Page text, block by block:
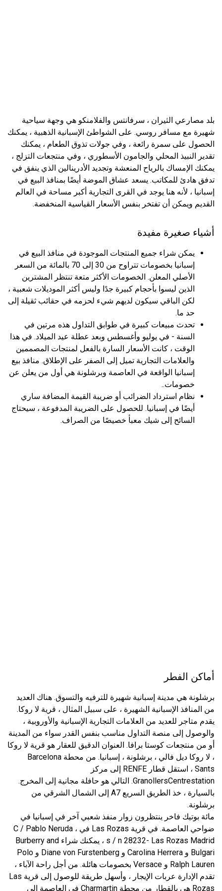
بلد مصارعي الثيران ، سرفانتس والفلامنكو هي وجهة سياحية
شهيرة مع مسافر روسي. على الشواطئ الإسبانية الذهبية ، يمكنك
الحصول على سمرة رائعة ، وفي جولات تذوق الطعام ، يمكنك
تقدير النبيذ المحلي والجامون الأسطوري ، وفي منتجعات التزلج ،
يمكنك الإمساك بالرياح المنعشة وتجديد الأدرينالين الذي ينفق في
تدفق هادئ للمكاتب. يسعد عشاق الموضة أيضًا بمنافذ البيع في
إسبانيا ، لأنه هنا يوجد في القرى التجارية أكبر مساحة في العالم
القديم ويمكن أن تفتخر بنفس الأسعار القياسية المنخفضة.
أشياء صغيرة مفيدة
يمكن شراء جميع المنتجات الموجودة في منافذ البيع في
إسبانيا بخصومات تتراوح من 30 إلى 70 بالمائة من السعر
الأصلي المعلن. الخصومات الأكثر متعة تنتظر المشترين
الذين ليسوا بأحجام كبيرة جدًا وليس أكثر الموديلات شعبية ،
لكن الباقي سيكون لديهم شيء لحزمه في حقائب ثقيلة إلى
حد ما.
تحدث مبيعات كبيرة في طوابق التداول هذه مرتين في
السنة - في يوليو وأغسطس وبعد عطلة عيد الميلاد. في هذا
الوقت ، كانت الأسعار السارة بالفعل لمنتجات المصممين
والعلامات التجارية تميل إلى الصفر على الإطلاق. منافذ بيع
إسبانيا الواقعة في العاصمة وبرشلونة هي أول من يعلن عن
خصومات..
نظام استرداد الضرائب أو ضريبة القيمة المضافة ساري
أيضًا في إسبانيا. للحصول على الضريبة المدفوعة ، سيحتاج
السائح إلى شيك معبأ خصيصًا من الصراف.
أماكن الفطر
برشلونة هي مدينة إسبانية شهيرة للترفيه والتسوق. هناك العديد
من المنافذ الإسبانية الشهيرة ، على سبيل المثال ، قرية لا روكا.
يقدم متاجر للعديد من العلامات التجارية الإسبانية والأوروبية ،
والوصول إلى منصة التداول مناسب بنفس القدر سواء من المدينة
أو من منتجعات كوستا برافا. العنوان الدقيق للعقار هو قرية لا روكا
، لا روكا ديل فالي ، برشلونة ، إسبانيا. من محطة Barcelona
Sants ، استقل قطار RENFE إلى مركز
GranollersCentrestation. التالي هو حافلة مجانية إلى المخرج.
بالسيارة ، خذ الطريق السريع A7 إلى الشمال الشرقي من
برشلونة.
مائة بوتيك فاخر ينتظرون زوار منفذ شعبي آخر في إسبانيا في
ضواحي العاصمة. في قرية Las Rozas في C / Pablo Neruda ،
s / n 28232- Las Rozas Madrid ، يمكنك شراء Burberry and
Bulgari و Carolina Herrera و Diane von Furstenberg و Polo
Ralph Lauren و Versace بخصومات هائلة. من أجل راحة الآباء ،
تقدم الإدارة عربات الإيجار ، وأسهل طريقة للوصول إلى قرية Las
Rozas هي بالقطار من محطة Charmartin في العاصمة إلى